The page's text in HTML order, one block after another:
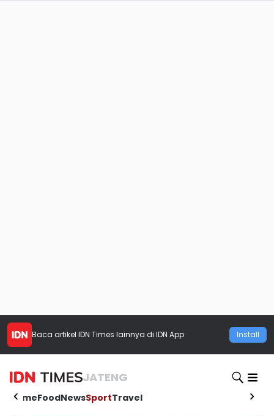
Baca artikel IDN Times lainnya di IDN App Install
JATENG
HomeFoodNewsSportTravel